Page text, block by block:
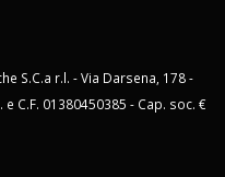
S.C.a r.l. - Via Darsena, 178 -
e C.F. 01380450385 - Cap. soc. €